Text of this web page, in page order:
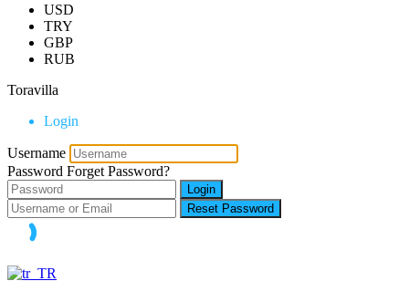
USD
TRY
GBP
RUB
Toravilla
Login
Username
Password Forget Password?
Login
Reset Password